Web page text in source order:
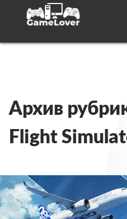
Поиск
Архив
Flight